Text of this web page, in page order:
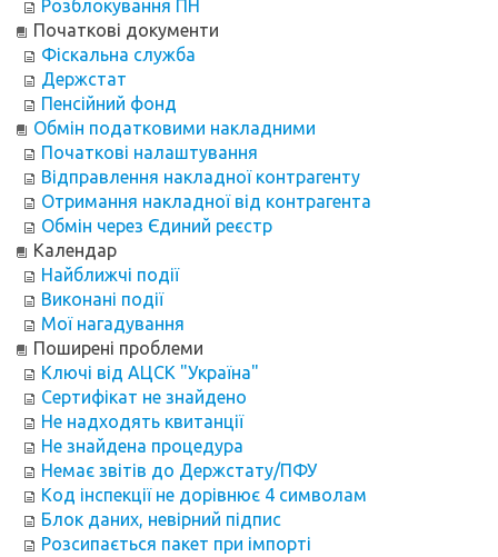
Розблокування ПН
Початкові документи
Фіскальна служба
Держстат
Пенсійний фонд
Обмін податковими накладними
Початкові налаштування
Відправлення накладної контрагенту
Отримання накладної від контрагента
Обмін через Єдиний реєстр
Календар
Найближчі події
Виконані події
Мої нагадування
Поширені проблеми
Ключі від АЦСК "Україна"
Сертифікат не знайдено
Не надходять квитанції
Не знайдена процедура
Немає звітів до Держстату/ПФУ
Код інспекції не дорівнює 4 символам
Блок даних, невірний підпис
Розсипається пакет при імпорті